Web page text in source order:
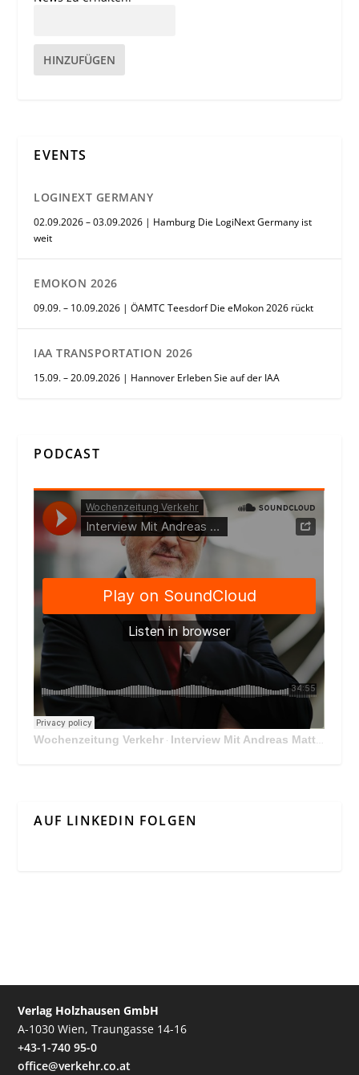
HINZUFÜGEN
EVENTS
LOGINEXT GERMANY
02.09.2026 – 03.09.2026 | Hamburg Die LogiNext Germany ist
weit
EMOKON 2026
09.09. – 10.09.2026 | ÖAMTC Teesdorf Die eMokon 2026 rückt
IAA TRANSPORTATION 2026
15.09. – 20.09.2026 | Hannover Erleben Sie auf der IAA
PODCAST
Wochenzeitung Verkehr · Interview Mit Andreas Matthä, CEO der ÖBB Holding
AUF LINKEDIN FOLGEN
Verlag Holzhausen GmbH
A-1030 Wien, Traungasse 14-16
+43-1-740 95-0
office@verkehr.co.at